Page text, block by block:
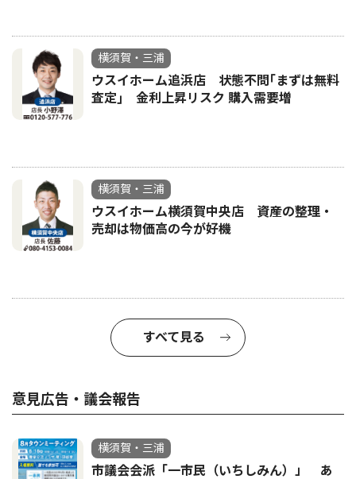
横須賀・三浦
ウスイホーム追浜店 状態不問｢まずは無料
査定｣ 金利上昇リスク 購入需要増
横須賀・三浦
ウスイホーム横須賀中央店 資産の整理・
売却は物価高の今が好機
すべて見る
意見広告・議会報告
横須賀・三浦
市議会会派「一市民（いちしみん）」 あ